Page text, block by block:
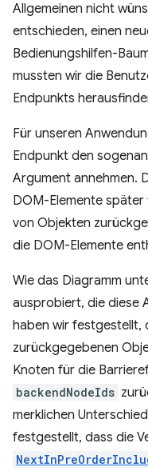
Allgemeinen nicht
entschieden, einen
Bedienungshilfen-
mussten wir die
Endpunkts
Für unseren
Endpunkt den
Argument annehmen.
DOM-Elemente
von Objekten
die DOM-Elemente
Wie das Diagramm
ausprobiert, die diese
haben wir festgestellt,
zurückgegebenen
Knoten für die
backendNodeIds
merklichen
festgestellt, dass die